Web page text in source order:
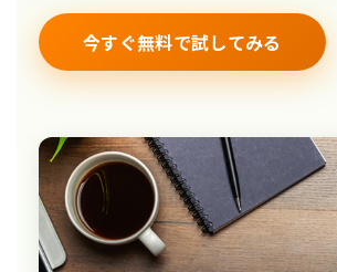
今すぐ無料で試してみる